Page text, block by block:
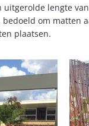
uitgerolde lengte van
om matten
plaatsen.